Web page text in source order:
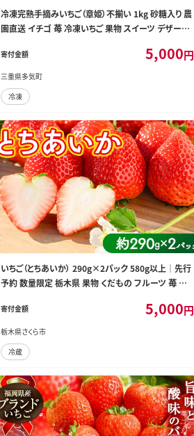
冷凍完熟手摘みいちご（章姫）不揃い 1kg 砂糖入り 農
園直送 イチゴ 苺 冷凍いちご 果物 スイーツ デザート
果実 あまい 三重県 多気町 FR-13
寄付金額 5,000円
三重県多気町
冷凍
いちご（とちあいか） 290g×2パック 580g以上｜先行
予約 数量限定 栃木県 果物 くだもの フルーツ 苺 イ
寄付金額 5,000円
栃木県さくら市
冷蔵